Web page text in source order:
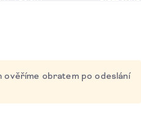
ověříme obratem po odeslání